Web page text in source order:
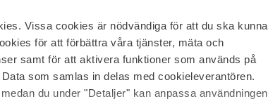
Vissa cookies är nödvändiga för att du ska kunna
för att förbättra våra tjänster, mäta och
samt för att aktivera funktioner som används på
som samlas in delas med cookieleverantören.
du under "Detaljer" kan anpassa användningen
Sands
Applicator
Bondi Sands
Liquid Gold Dry Oil
29 €